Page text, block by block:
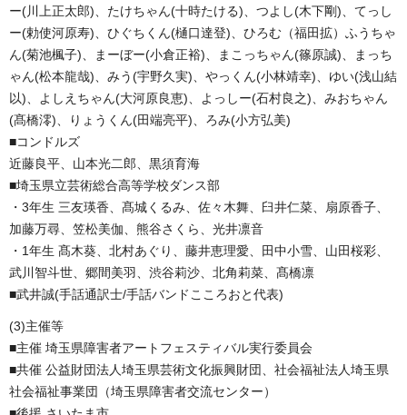
ー(川上正太郎)、たけちゃん(十時たける)、つよし(木下剛)、てっし
ー(勅使河原寿)、ひぐちくん(樋口達登)、ひろむ（福田拡）ふうちゃ
ん(菊池楓子)、まーぼー(小倉正裕)、まこっちゃん(篠原誠)、まっち
ゃん(松本龍哉)、みう(宇野久実)、やっくん(小林靖幸)、ゆい(浅山結
以)、よしえちゃん(大河原良恵)、よっしー(石村良之)、みおちゃん
(髙橋澪)、りょうくん(田端亮平)、ろみ(小方弘美)
■コンドルズ
近藤良平、山本光二郎、黒須育海
■埼玉県立芸術総合高等学校ダンス部
・3年生 三友瑛香、髙城くるみ、佐々木舞、臼井仁菜、扇原香子、
加藤万尋、笠松美伽、熊谷さくら、光井凛音
・1年生 髙木葵、北村あぐり、藤井恵理愛、田中小雪、山田桜彩、
武川智斗世、郷間美羽、渋谷莉沙、北角莉菜、髙橋凛
■武井誠(手話通訳士/手話バンドこころおと代表)
(3)主催等
■主催 埼玉県障害者アートフェスティバル実行委員会
■共催 公益財団法人埼玉県芸術文化振興財団、社会福祉法人埼玉県
社会福祉事業団（埼玉県障害者交流センター）